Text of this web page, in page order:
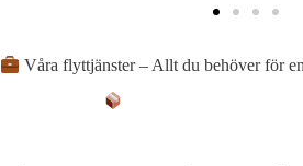
Våra flyttjänster – Allt du behöver för